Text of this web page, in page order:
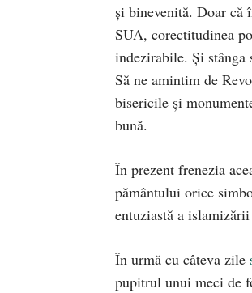
și binevenită. Doar că
SUA, corectitudinea
indezirabile. Și stânga
Să ne amintim de
bisericile și
bună.
În prezent frenezia
pământului orice
entuziastă a
În urmă cu câteva zile
pupitrul unui meci de